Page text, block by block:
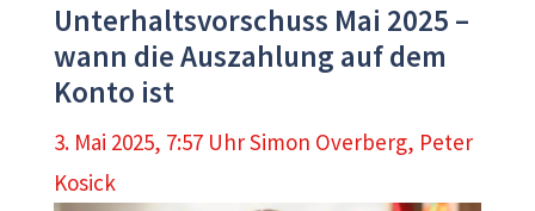
Unterhaltsvorschuss Mai 2025 –
wann die Auszahlung auf dem
Konto ist
3. Mai 2025, 7:57 UhrSimon Overberg, Peter
Kosick